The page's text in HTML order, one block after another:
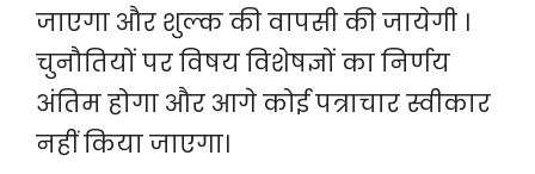
जाएगा और शुल्क की वापसी की जायेगी ।
चुनौतियों पर विषय विशेषज्ञों का निर्णय
अंतिम होगा और आगे कोई पत्राचार स्वीकार
नहीं किया जाएगा।